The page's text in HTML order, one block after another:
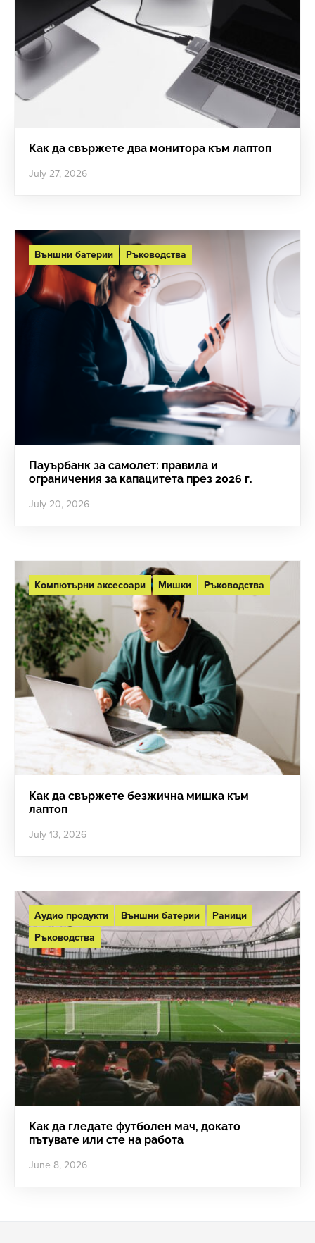
Как да свържете два монитора към лаптоп
July 27, 2026
Външни батерии Ръководства
Пауърбанк за самолет: правила и
ограничения за капацитета през 2026 г.
July 20, 2026
Компютърни аксесоари Мишки Ръководства
Как да свържете безжична мишка към
лаптоп
July 13, 2026
Аудио продукти Външни батерии
Раници
Ръководства
Как да гледате футболен мач, докато
пътувате или сте на работа
June 8, 2026